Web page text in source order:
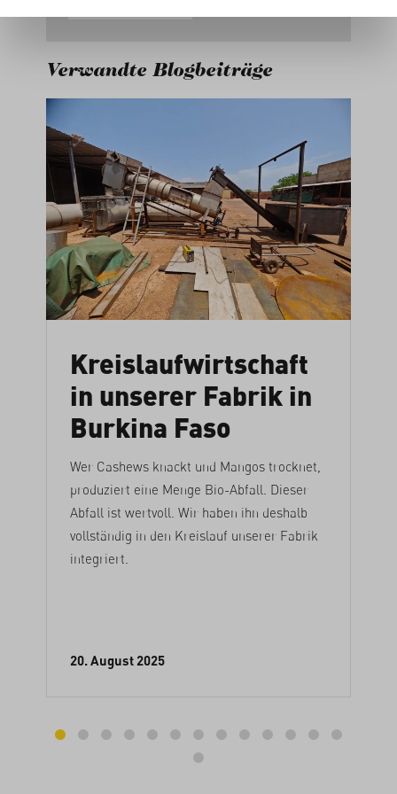
Verwandte Blogbeiträge
Kreislaufwirtschaft
in unserer Fabrik in
Burkina Faso
Wer Cashews knackt und Mangos trocknet,
produziert eine Menge Bio-Abfall. Dieser
Abfall ist wertvoll. Wir haben ihn deshalb
vollständig in den Kreislauf unserer Fabrik
integriert.
20. August 2025